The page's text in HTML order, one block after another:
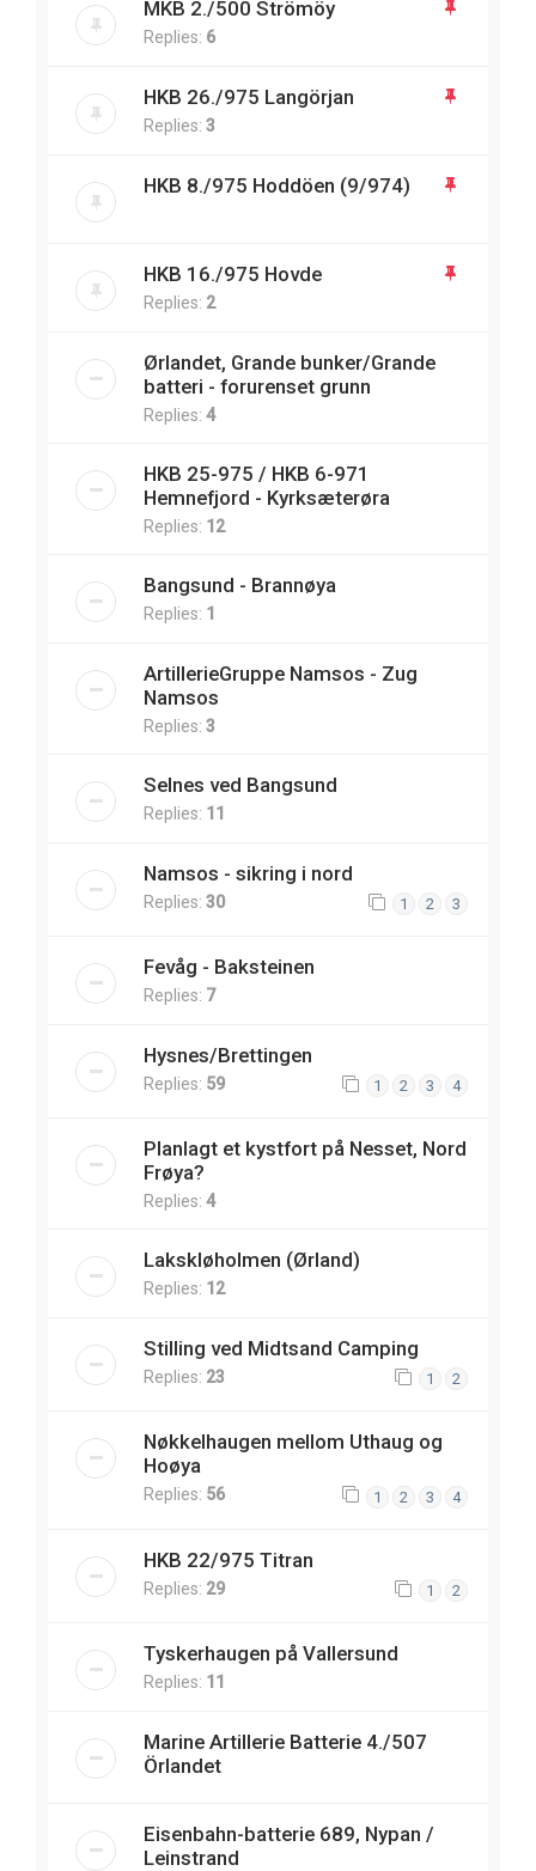
MKB 2./500 Strömöy
Replies: 6
HKB 26./975 Langörjan
Replies: 3
HKB 8./975 Hoddöen (9/974)
HKB 16./975 Hovde
Replies: 2
Ørlandet, Grande bunker/Grande
batteri - forurenset grunn
Replies: 4
HKB 25-975 / HKB 6-971
Hemnefjord - Kyrksæterøra
Replies: 12
Bangsund - Brannøya
Replies: 1
ArtillerieGruppe Namsos - Zug
Namsos
Replies: 3
Selnes ved Bangsund
Replies: 11
Namsos - sikring i nord
Replies: 30 1 2 3
Fevåg - Baksteinen
Replies: 7
Hysnes/Brettingen
Replies: 59 1 2 3 4
Planlagt et kystfort på Nesset, Nord
Frøya?
Replies: 4
Lakskløholmen (Ørland)
Replies: 12
Stilling ved Midtsand Camping
Replies: 23 1 2
Nøkkelhaugen mellom Uthaug og
Hoøya
Replies: 56 1 2 3 4
HKB 22/975 Titran
Replies: 29 1 2
Tyskerhaugen på Vallersund
Replies: 11
Marine Artillerie Batterie 4./507
Örlandet
Eisenbahn-batterie 689, Nypan /
Leinstrand